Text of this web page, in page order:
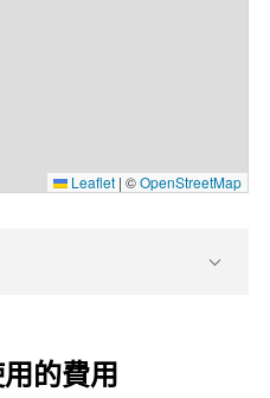
Leaflet | ©OpenStreetMap
的費用